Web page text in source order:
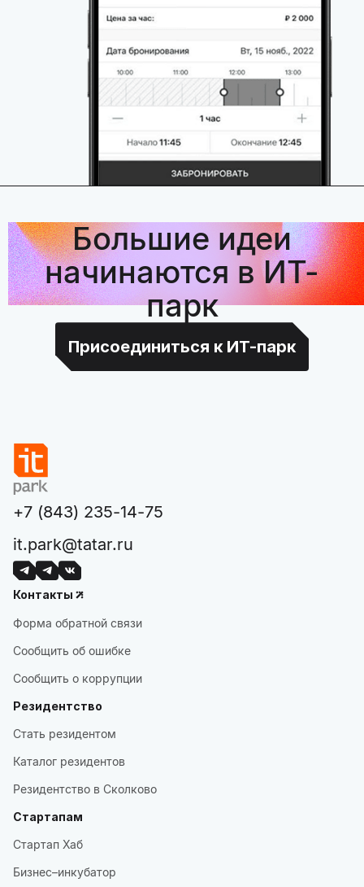
Большие идеи
начинаются в ИТ-
парк
Присоединиться к ИТ-парк
+7 (843) 235-14-75
it.park@tatar.ru
Контакты
Форма обратной связи
Сообщить об ошибке
Сообщить о коррупции
Резидентство
Стать резидентом
Каталог резидентов
Резидентство в Сколково
Стартапам
Стартап Хаб
Бизнес–инкубатор